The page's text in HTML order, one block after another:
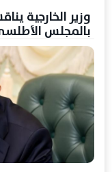
وزير الخارجية
بالمجلس